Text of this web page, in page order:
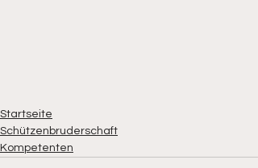
Startseite
Schützenbruderschaft
Kompetenten